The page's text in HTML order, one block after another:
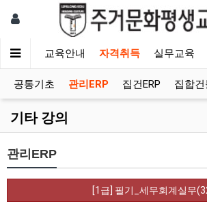
교육안내 자격취득 실무교육
공통기초 관리ERP 집건ERP 집합
기타 강의
관리ERP
[1급] 필기_세무회계실무